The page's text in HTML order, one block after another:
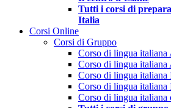
Tutti i corsi di
Italia
Corsi Online
Corsi di Gruppo
Corso di lingua
Corso di lingua
Corso di lingua
Corso di lingua
Corso di lingua italiana